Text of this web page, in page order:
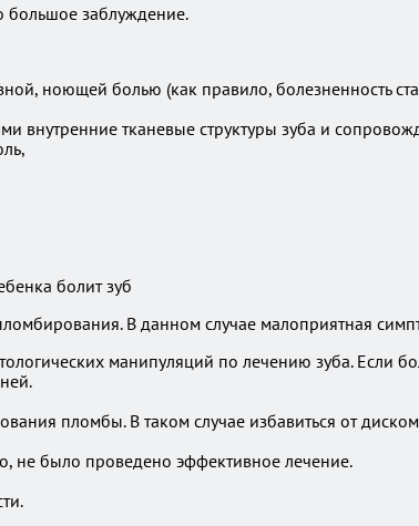
большое заблуждение.
ноющей болью (как правило, болезненность
внутренние тканевые структуры зуба и
В данном случае малоприятная
манипуляций по лечению зуба. Если
пломбы. В таком случае избавиться от
не было проведено эффективное лечение.